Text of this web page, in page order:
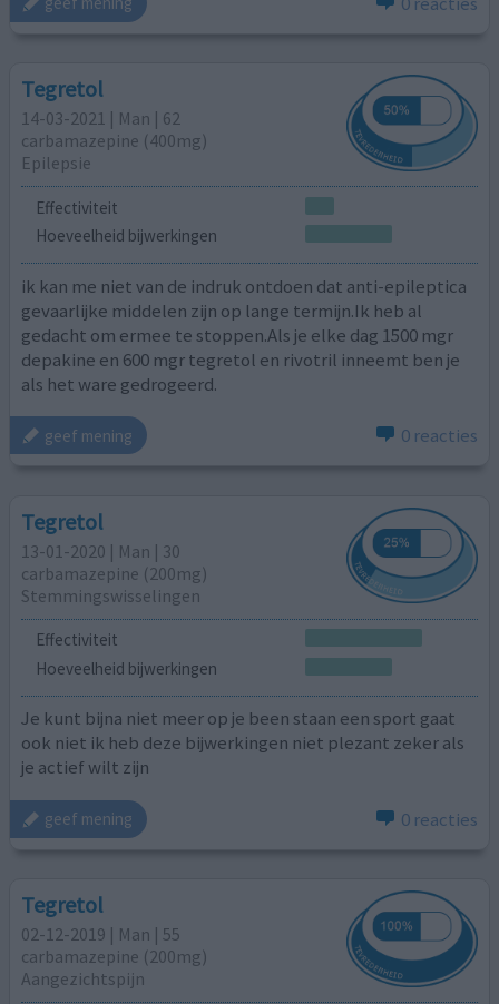
Tegretol
14-03-2021 | Man | 62
carbamazepine (400mg)
Epilepsie
Effectiviteit
Hoeveelheid bijwerkingen
ik kan me niet van de indruk ontdoen dat anti-epileptica
gevaarlijke middelen zijn op lange termijn.Ik heb al
gedacht om ermee te stoppen.Als je elke dag 1500 mgr
depakine en 600 mgr tegretol en rivotril inneemt ben je
als het ware gedrogeerd.
geef mening 0 reacties
Tegretol
13-01-2020 | Man | 30
carbamazepine (200mg)
Stemmingswisselingen
Effectiviteit
Hoeveelheid bijwerkingen
Je kunt bijna niet meer op je been staan een sport gaat
ook niet ik heb deze bijwerkingen niet plezant zeker als
je actief wilt zijn
geef mening 0 reacties
Tegretol
02-12-2019 | Man | 55
carbamazepine (200mg)
Aangezichtspijn